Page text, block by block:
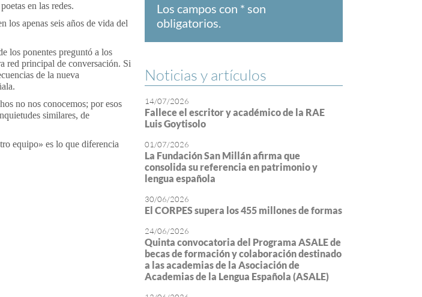
Los campos con * son
obligatorios.
en las redes.
los apenas seis años de vida del
los ponentes preguntó a los
red principal de conversación. Si
de la nueva
no nos conocemos; por esos
similares, de
equipo» es lo que diferencia
Noticias y artículos
14/07/2026
Fallece el escritor y académico de la RAE
Luis Goytisolo
01/07/2026
La Fundación San Millán afirma que
consolida su referencia en patrimonio y
lengua española
30/06/2026
El CORPES supera los 455 millones de formas
24/06/2026
Quinta convocatoria del Programa ASALE de
becas de formación y colaboración destinado
a las academias de la Asociación de
Academias de la Lengua Española (ASALE)